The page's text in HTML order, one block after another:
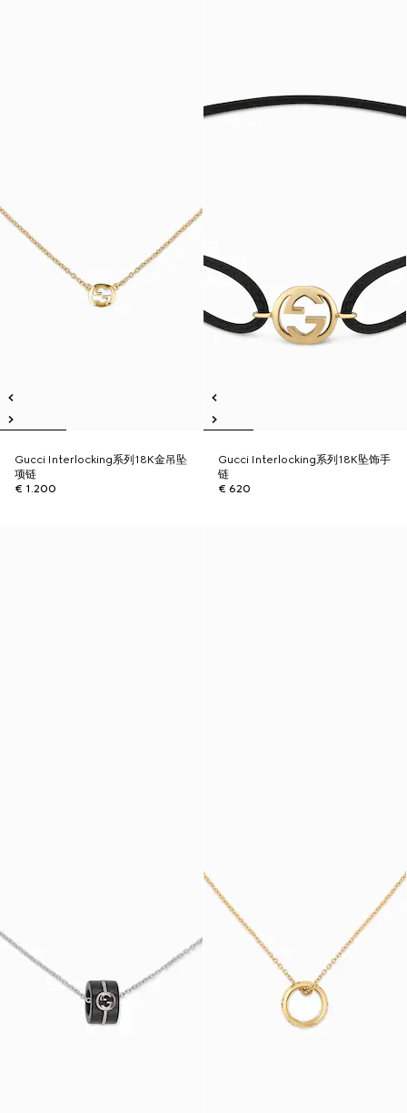
Gucci Interlocking系列18K金吊坠
项链
€ 1.200
Gucci Interlocking系列18K坠饰手
链
€ 620